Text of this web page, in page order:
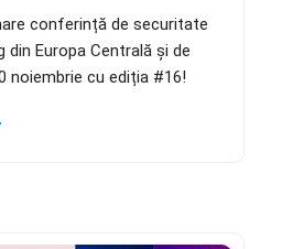
conferință de securitate
din Europa Centrală și de
noiembrie cu ediția #16!